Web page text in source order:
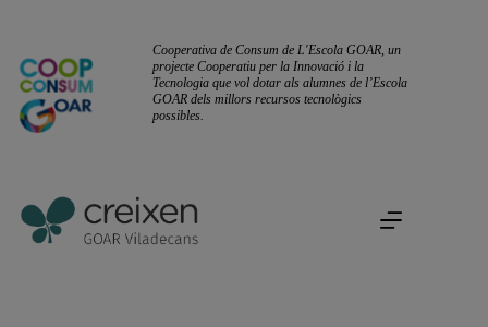
Cooperativa de Consum de L'Escola GOAR, un
projecte Cooperatiu per la Innovació i la
Tecnologia que vol dotar als alumnes de l’Escola
GOAR dels millors recursos tecnològics
possibles.